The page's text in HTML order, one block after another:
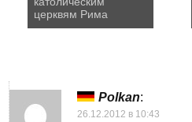
церквям Рима
Polkan:
26.12.2012 в 10:43